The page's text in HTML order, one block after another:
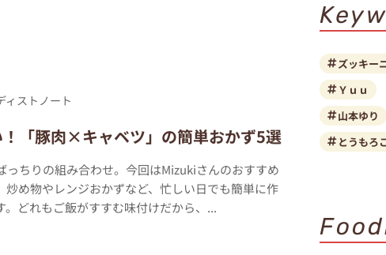
ィストノート
「豚肉×キャベツ」の簡単おかず5選
っちりの組み合わせ。今回はMizukiさんのおすすめ
炒め物やレンジおかずなど、忙しい日でも簡単に作
。どれもご飯がすすむ味付けだから、...
ズッキー
Ｙｕｕ
山本ゆり
とうもろ